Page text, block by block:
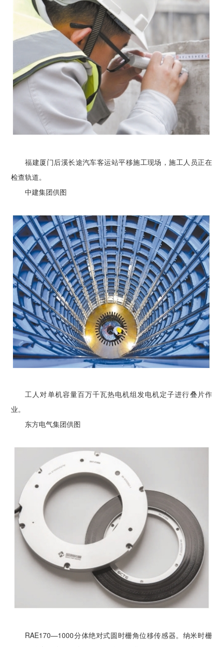
福建厦门后溪长途汽车客运站平移施工现场，施工人员正在
检查轨道。
中建集团供图
工人对单机容量百万千瓦热电机组发电机定子进行叠片作
业。
东方电气集团供图
RAE170—1000分体绝对式圆时栅角位移传感器。纳米时栅